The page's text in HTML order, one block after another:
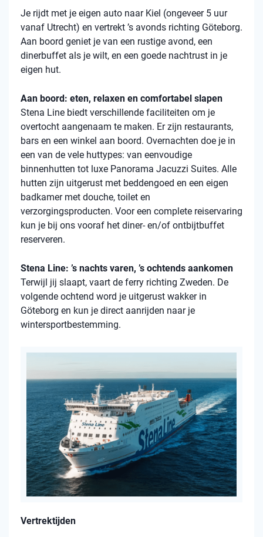
Je rijdt met je eigen auto naar Kiel (ongeveer 5 uur
vanaf Utrecht) en vertrekt ’s avonds richting Göteborg.
Aan boord geniet je van een rustige avond, een
dinerbuffet als je wilt, en een goede nachtrust in je
eigen hut.
Aan boord: eten, relaxen en comfortabel slapen
Stena Line biedt verschillende faciliteiten om je
overtocht aangenaam te maken. Er zijn restaurants,
bars en een winkel aan boord. Overnachten doe je in
een van de vele huttypes: van eenvoudige
binnenhutten tot luxe Panorama Jacuzzi Suites. Alle
hutten zijn uitgerust met beddengoed en een eigen
badkamer met douche, toilet en
verzorgingsproducten. Voor een complete reiservaring
kun je bij ons vooraf het diner- en/of ontbijtbuffet
reserveren.
Stena Line: ’s nachts varen, ’s ochtends aankomen
Terwijl jij slaapt, vaart de ferry richting Zweden. De
volgende ochtend word je uitgerust wakker in
Göteborg en kun je direct aanrijden naar je
wintersportbestemming.
Vertrektijden